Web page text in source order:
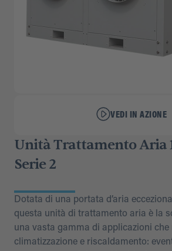
VEDI IN AZIONE
Unità Trattamento Aria
Serie 2
Dotata di una portata d’aria
questa unità di trattamento aria è la
una vasta gamma di applicazioni che
climatizzazione e riscaldamento: